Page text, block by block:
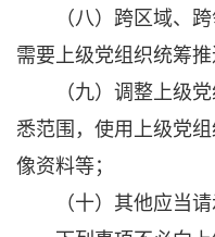
（八）跨区域、跨
需要上级党组织统筹推
（九）调整上级党
悉范围，使用上级党
像资料等；
（十）其他应当请